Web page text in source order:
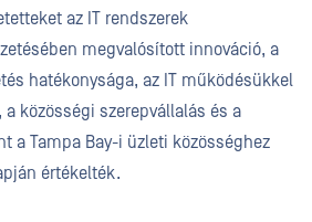
az IT rendszerek
megvalósított innováció, a
hatékonysága, az IT működésükkel
közösségi szerepvállalás és a
a Tampa Bay-i üzleti közösséghez
értékelték.